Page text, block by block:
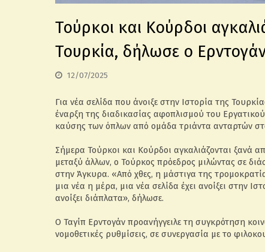
Τούρκοι και Κούρδοι
Τουρκία, δήλωσε ο
12/07/2025
Για νέα σελίδα που άνοιξε στην Ιστορία της
έναρξη της διαδικασίας αφοπλισμού του
καύσης των όπλων από ομάδα τριάντα ανταρτών
Σήμερα Τούρκοι και Κούρδοι αγκαλιάζονται ξανά
μεταξύ άλλων, ο Τούρκος πρόεδρος μιλώντας σε
στην Άγκυρα. «Από χθες, η μάστιγα της
μια νέα η μέρα, μια νέα σελίδα έχει ανοίξει στην
ανοίξει διάπλατα», δήλωσε.
Ο Ταγίπ Ερντογάν προανήγγειλε τη συγκρότηση
νομοθετικές ρυθμίσεις, σε συνεργασία με το